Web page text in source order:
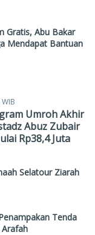
Gratis, Abu Bakar
Mendapat Bantuan
Umroh Akhir
Abuz Zubair
Rp38,4 Juta
Selatour Ziarah
Tenda
Arafah